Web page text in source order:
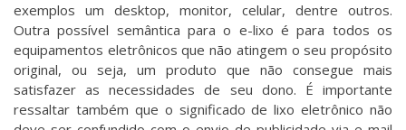
exemplos um desktop, monitor, celular, dentre outros.
Outra possível semântica para o e-lixo é para todos os
equipamentos eletrônicos que não atingem o seu propósito
original, ou seja, um produto que não consegue mais
satisfazer as necessidades de seu dono. É importante
ressaltar também que o significado de lixo eletrônico não